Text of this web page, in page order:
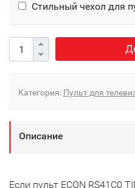
Стильный чехол для
Категория: Пульт для
Описание
Если пульт ECON RS41C0